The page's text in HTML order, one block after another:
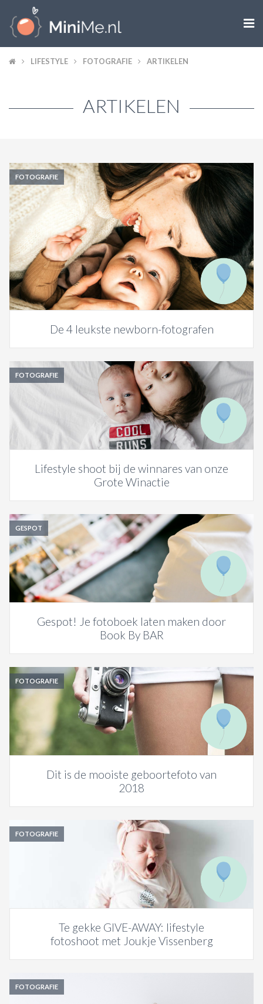

ZWANGER WORDEN
KIND
LIFESTYLE
DOEN MET KINDEREN
SHOPS
ACTIES & KORTING
LIFESTYLE FOTOGRAFIE ARTIKELEN
ARTIKELEN
FOTOGRAFIE
De 4 leukste newborn-fotografen
FOTOGRAFIE
Lifestyle shoot bij de winnares van onze
Grote Winactie
GESPOT
Gespot! Je fotoboek laten maken door
Book By BAR
FOTOGRAFIE
Dit is de mooiste geboortefoto van
2018
FOTOGRAFIE
Te gekke GIVE-AWAY: lifestyle
fotoshoot met Joukje Vissenberg
FOTOGRAFIE